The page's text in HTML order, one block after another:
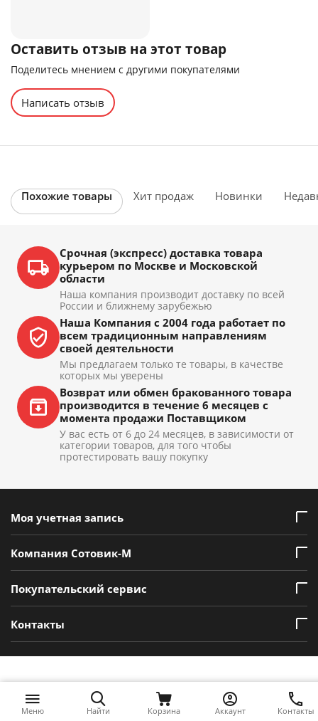
Оставить отзыв на этот товар
Поделитесь мнением с другими покупателями
Написать отзыв
Похожие товары Хит продаж Новинки
Срочная (экспресс) доставка товара
курьером по Москве и Московской
области
Наша компания производит доставку по всей
России и ближнему зарубежью
Наша Компания с 2004 года работает по
всем традиционным направлениям
своей деятельности
Мы предлагаем только те товары, в качестве
которых мы уверены
Возврат или обмен бракованного товара
производится в течение 6 месяцев с
момента продажи Поставщиком
У вас есть от 6 до 24 месяцев, в зависимости от
категории товаров, для того чтобы
протестировать вашу покупку
Моя учетная запись
Компания Сотовик-М
Покупательский сервис
Контакты
Меню Найти Корзина Аккаунт Контакты